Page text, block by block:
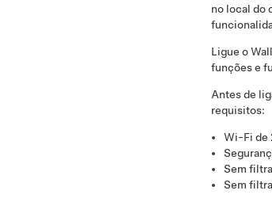
no local do
Ligue o
funções e
Antes de
requisitos:
Wi-Fi de
Sem
Sem